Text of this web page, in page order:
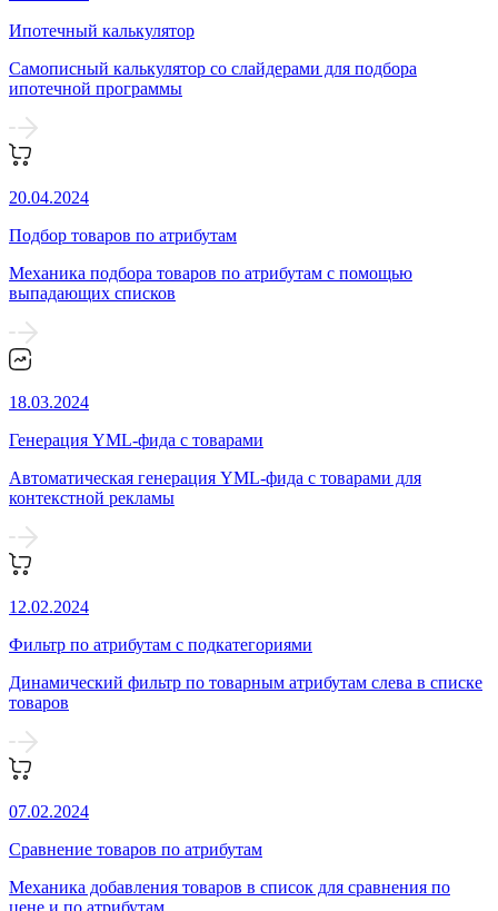
Ипотечный калькулятор
Самописный калькулятор со слайдерами для подбора
ипотечной программы
20.04.2024
Подбор товаров по атрибутам
Механика подбора товаров по атрибутам с помощью
выпадающих списков
18.03.2024
Генерация YML-фида с товарами
Автоматическая генерация YML-фида с товарами для
контекстной рекламы
12.02.2024
Фильтр по атрибутам с подкатегориями
Динамический фильтр по товарным атрибутам слева в списке
товаров
07.02.2024
Сравнение товаров по атрибутам
Механика добавления товаров в список для сравнения по